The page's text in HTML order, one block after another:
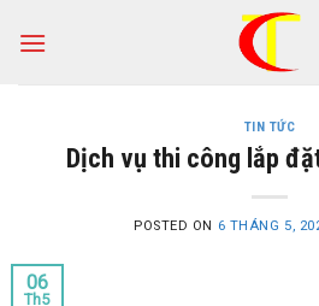
TIN TỨC
Dịch vụ thi công lắp
POSTED ON 6 THÁNG 5,
06
Th5